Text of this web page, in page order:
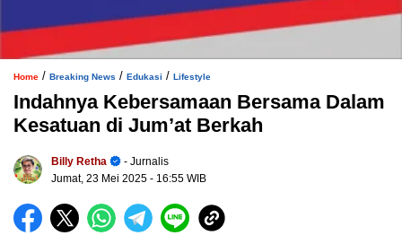
Home / Breaking News / Edukasi / Lifestyle
Indahnya Kebersamaan Bersama Dalam
Kesatuan di Jum’at Berkah
Billy Retha
- Jurnalis
Jumat, 23 Mei 2025 - 16:55 WIB